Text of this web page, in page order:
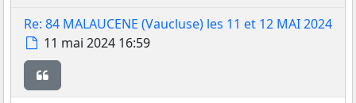
Re: 84 MALAUCENE (Vaucluse) les 11 et 12 MAI 2024
Message
11 mai 2024 16:59